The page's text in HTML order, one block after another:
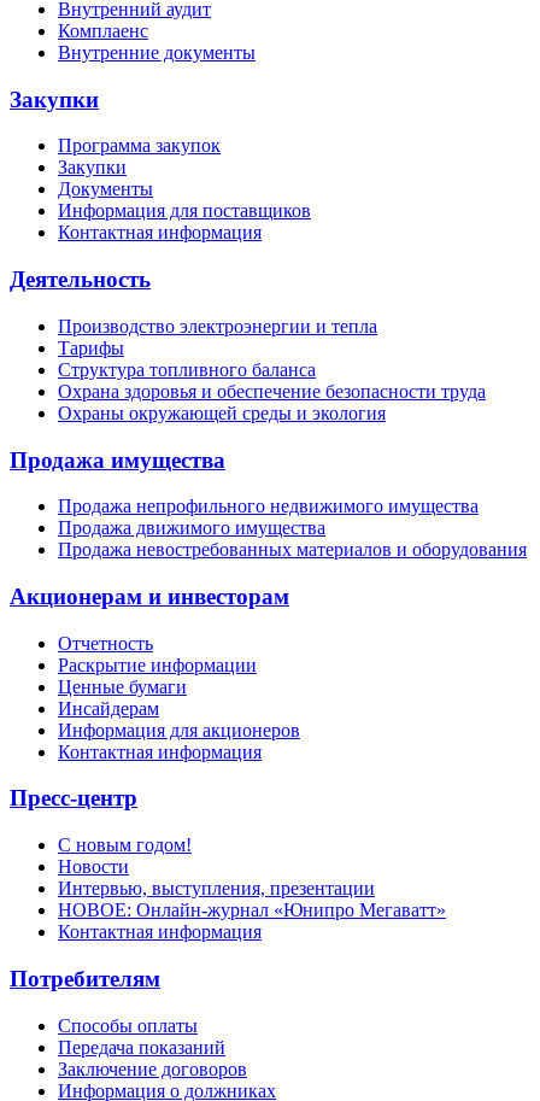
Внутренний аудит
Комплаенс
Внутренние документы
Закупки
Программа закупок
Закупки
Документы
Информация для поставщиков
Контактная информация
Деятельность
Производство электроэнергии и тепла
Тарифы
Структура топливного баланса
Охрана здоровья и обеспечение безопасности труда
Охраны окружающей среды и экология
Продажа имущества
Продажа непрофильного недвижимого имущества
Продажа движимого имущества
Продажа невостребованных материалов и оборудования
Акционерам и инвесторам
Отчетность
Раскрытие информации
Ценные бумаги
Инсайдерам
Информация для акционеров
Контактная информация
Пресс-центр
С новым годом!
Новости
Интервью, выступления, презентации
НОВОЕ: Онлайн-журнал «Юнипро Мегаватт»
Контактная информация
Потребителям
Способы оплаты
Передача показаний
Заключение договоров
Информация о должниках